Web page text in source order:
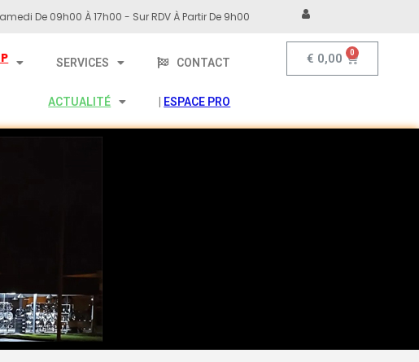
De 09h00 À 17h00 - Sur RDV À Partir De 9h00
SERVICES CONTACT
ACTUALITÉ ESPACE PRO
€ 0,00